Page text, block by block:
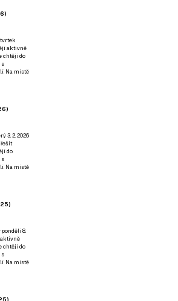
aktivně
chtějí do
s
Na místě
3. 2. 2026
do
s
Na místě
8.
aktivně
chtějí do
s
Na místě